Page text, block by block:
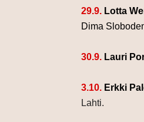
29.9. Lotta
Dima
30.9. Lauri
3.10. Erkki
Lahti.